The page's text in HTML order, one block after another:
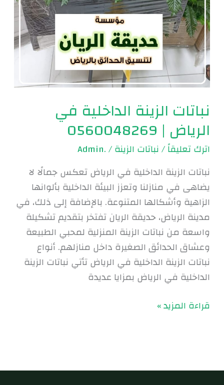
نباتات الزينة الداخلية في
الرياض | 0560048269
اترك تعليقاً/نباتات الزينة/
.Admin
نباتات الزينة الداخلية في الرياض تعكس جمالًا لا
يضاهى في منازلنا وتعزز البيئة الداخلية بألوانها
الزاهية وأشكالها المتنوعة. بالإضافة إلى ذلك، في
مدينة الرياض، حديقة الريان تفتخر بتقديم تشكيلة
واسعة من نباتات الزينة المنزلية لمحبي الطبيعة
وعشاق الحدائق الصغيرة داخل منازلهم. أنواع
نباتات الزينة الداخلية في الرياض تأتي نباتات الزينة
الداخلية في الرياض بمزايا عديدة
قراءة المزيد »